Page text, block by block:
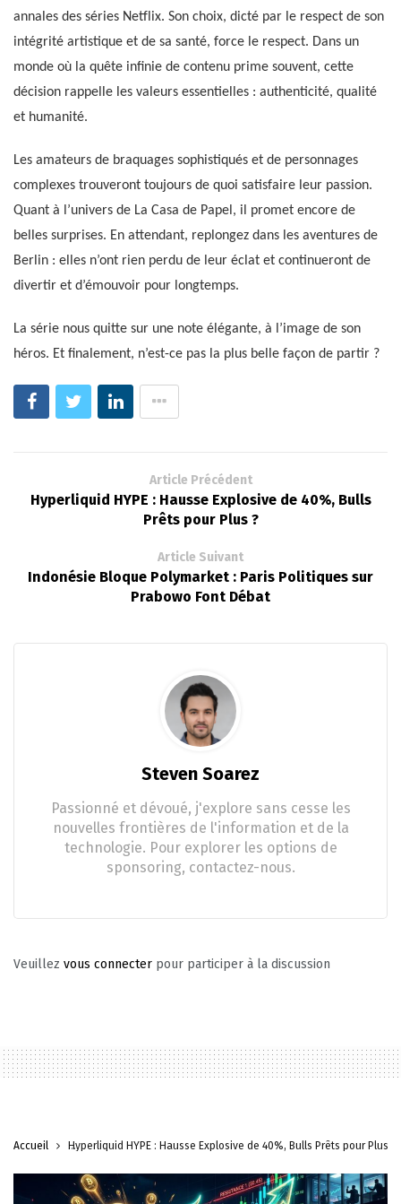
annales des séries Netflix. Son choix, dicté par le respect de son
intégrité artistique et de sa santé, force le respect. Dans un
monde où la quête infinie de contenu prime souvent, cette
décision rappelle les valeurs essentielles : authenticité, qualité
et humanité.
Les amateurs de braquages sophistiqués et de personnages
complexes trouveront toujours de quoi satisfaire leur passion.
Quant à l’univers de La Casa de Papel, il promet encore de
belles surprises. En attendant, replongez dans les aventures de
Berlin : elles n’ont rien perdu de leur éclat et continueront de
divertir et d’émouvoir pour longtemps.
La série nous quitte sur une note élégante, à l’image de son
héros. Et finalement, n’est-ce pas la plus belle façon de partir ?
Article Précédent
Hyperliquid HYPE : Hausse Explosive de 40%, Bulls
Prêts pour Plus ?
Article Suivant
Indonésie Bloque Polymarket : Paris Politiques sur
Prabowo Font Débat
Steven Soarez
Passionné et dévoué, j'explore sans cesse les
nouvelles frontières de l'information et de la
technologie. Pour explorer les options de
sponsoring, contactez-nous.
Veuillez vous connecter pour participer à la discussion
Accueil Hyperliquid HYPE : Hausse Explosive de 40%, Bulls Prêts pour Plus ?